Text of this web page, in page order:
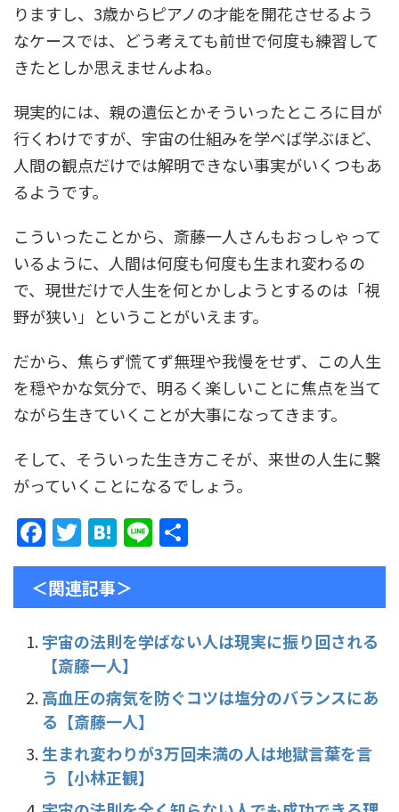
りますし、3歳からピアノの才能を開花させるよう
なケースでは、どう考えても前世で何度も練習して
きたとしか思えませんよね。
現実的には、親の遺伝とかそういったところに目が
行くわけですが、宇宙の仕組みを学べば学ぶほど、
人間の観点だけでは解明できない事実がいくつもあ
るようです。
こういったことから、斎藤一人さんもおっしゃって
いるように、人間は何度も何度も生まれ変わるの
で、現世だけで人生を何とかしようとするのは「視
野が狭い」ということがいえます。
だから、焦らず慌てず無理や我慢をせず、この人生
を穏やかな気分で、明るく楽しいことに焦点を当て
ながら生きていくことが大事になってきます。
そして、そういった生き方こそが、来世の人生に繋
がっていくことになるでしょう。
F
a
c
e
b
o
o
k
T
w
itt
er
H
at
e
n
a
Li
n 有
＜関連記事＞
宇宙の法則を学ばない人は現実に振り回される
【斎藤一人】
高血圧の病気を防ぐコツは塩分のバランスにあ
る【斎藤一人】
生まれ変わりが3万回未満の人は地獄言葉を言
う【小林正観】